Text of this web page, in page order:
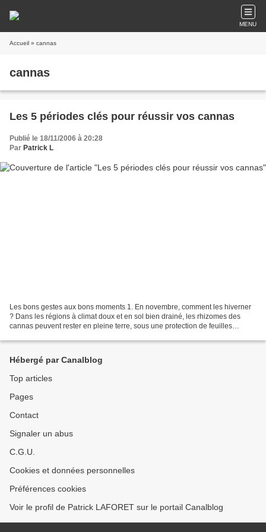
MENU
Accueil » cannas
cannas
Les 5 périodes clés pour réussir vos cannas
Publié le 18/11/2006 à 20:28
Par Patrick L
Les bons gestes aux bons moments 1. En novembre, comment les hiverner
? Dans les régions à climat doux et en sol bien drainé, les rhizomes des
cannas peuvent rester en pleine terre, sous une protection de feuilles
Hébergé par Canalblog
Top articles
Pages
Contact
Signaler un abus
C.G.U.
Cookies et données personnelles
Préférences cookies
Voir le profil de Patrick LAFORET sur le portail Canalblog